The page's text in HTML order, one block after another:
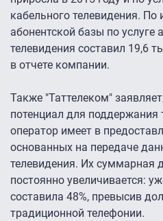
кабельного телевидения. По
абонентской базы по услуге
телевидения составил 19,6
в отчете компании.
Также "Таттелеком"
потенциал для поддержания
оператор имеет в
основанных на передаче
телевидения. Их суммарная
постоянно увеличивается:
составила 48%, превысив
традиционной телефонии.